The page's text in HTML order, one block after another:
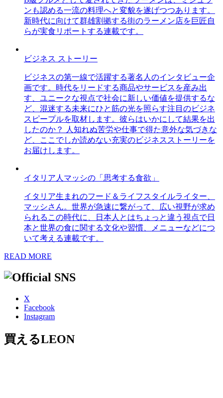
ンも認める一流の料理へと変貌を遂げつつあります。
新時代に向けて群雄割拠する街のラーメン店を巨匠自
らが実食リポートする連載です。
ビジネス ストーリー
ビジネスの第一線で活躍する著名人のインタビュー企
画です。時代をリードする商品やサービスを産み出
す、ユニークな視点で社会に新しい価値を提供するな
ど、混迷する未来にひと筋の光を照らす注目のビジネ
スピープルを取材します。彼らはいかにして結果を出
したのか？ 人知れぬ苦労や仕事で得た意外な気づきな
ど、ここでしか読めない充実のビジネスストーリーを
お届けします。
イタリア人マッシの「思考する食欲」
イタリア生まれのフード＆ライフスタイルライター、
マッシさん。世界が急速に繋がって、広い視野が求め
られるこの時代に、日本人とはちょっと違う視点で日
本と世界の食に関する文化や習慣、メニューなどにつ
いて考える連載です。
READ MORE
X
Facebook
Instagram
買えるLEON